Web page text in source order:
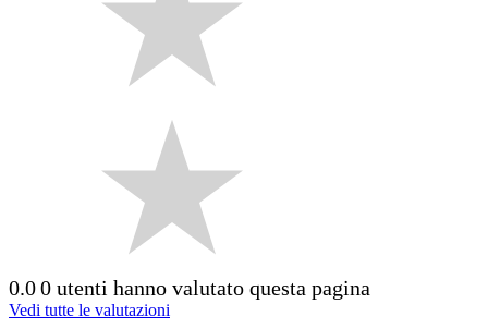
0.00 utenti hanno valutato questa pagina
Vedi tutte le valutazioni